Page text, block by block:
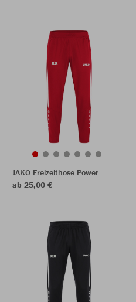
JAKO Freizeithose Power
ab 25,00 €